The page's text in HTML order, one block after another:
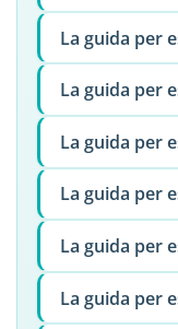
La guida per
La guida per
La guida per
La guida per
La guida per
La guida per